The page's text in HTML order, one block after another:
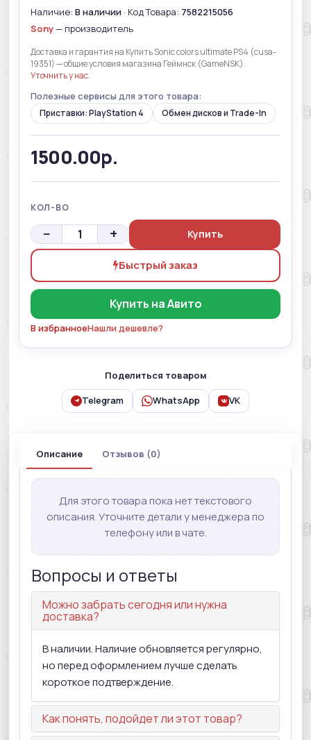
Наличие: В наличии · Код Товара: 7582215056
Sony— производитель
Доставка и гарантия на Купить Sonic colors ultimate PS4 (cusa-
19351) — общие условия магазина Геймнск (GameNSK).
Уточнить у нас.
Полезные сервисы для этого товара:
Приставки: PlayStation 4 Обмен дисков и Trade-In
1500.00р.
КОЛ-ВО
− + Купить
Быстрый заказ
Купить на Авито
В избранноеНашли дешевле?
Поделиться товаром
Telegram WhatsApp VK
Описание Отзывов (0)
Для этого товара пока нет текстового
описания. Уточните детали у менеджера по
телефону или в чате.
Вопросы и ответы
Можно забрать сегодня или нужна
доставка?
В наличии. Наличие обновляется регулярно,
но перед оформлением лучше сделать
короткое подтверждение.
Как понять, подойдет ли этот товар?